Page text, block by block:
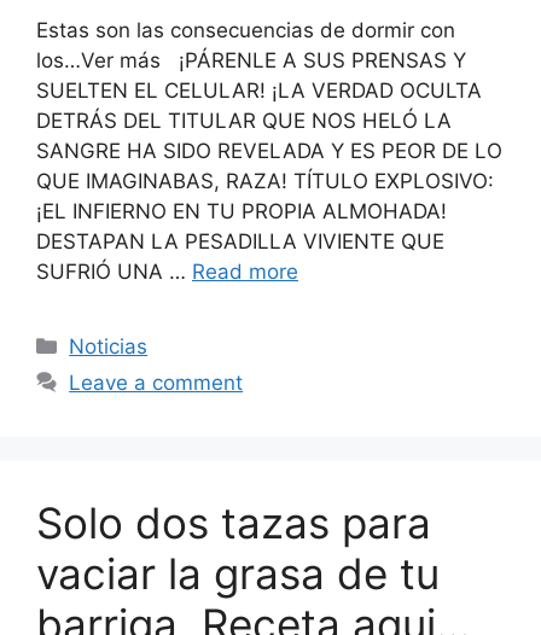
Estas son las consecuencias de dormir con
los…Ver más ¡PÁRENLE A SUS PRENSAS Y
SUELTEN EL CELULAR! ¡LA VERDAD OCULTA
DETRÁS DEL TITULAR QUE NOS HELÓ LA
SANGRE HA SIDO REVELADA Y ES PEOR DE LO
QUE IMAGINABAS, RAZA! TÍTULO EXPLOSIVO:
¡EL INFIERNO EN TU PROPIA ALMOHADA!
DESTAPAN LA PESADILLA VIVIENTE QUE
SUFRIÓ UNA … Read more
Categories
Noticias
Leave a comment
Solo dos tazas para
vaciar la grasa de tu
barriga, Receta aqui…